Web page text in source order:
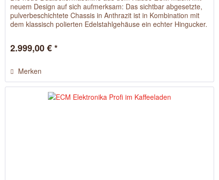
neuem Design auf sich aufmerksam: Das sichtbar abgesetzte,
pulverbeschichtete Chassis in Anthrazit ist in Kombination mit
dem klassisch polierten Edelstahlgehäuse ein echter Hingucker.
2.999,00 € *
Merken